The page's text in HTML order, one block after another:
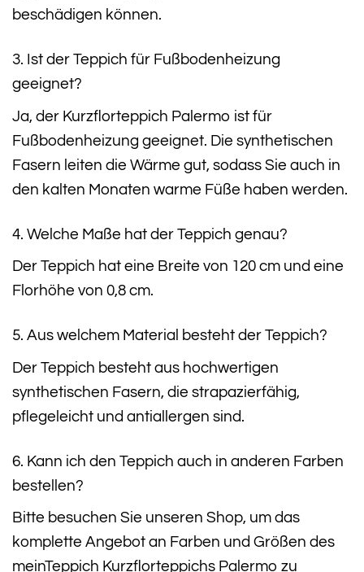
beschädigen können.
3. Ist der Teppich für Fußbodenheizung
geeignet?
Ja, der Kurzflorteppich Palermo ist für
Fußbodenheizung geeignet. Die synthetischen
Fasern leiten die Wärme gut, sodass Sie auch in
den kalten Monaten warme Füße haben werden.
4. Welche Maße hat der Teppich genau?
Der Teppich hat eine Breite von 120 cm und eine
Florhöhe von 0,8 cm.
5. Aus welchem Material besteht der Teppich?
Der Teppich besteht aus hochwertigen
synthetischen Fasern, die strapazierfähig,
pflegeleicht und antiallergen sind.
6. Kann ich den Teppich auch in anderen Farben
bestellen?
Bitte besuchen Sie unseren Shop, um das
komplette Angebot an Farben und Größen des
meinTeppich Kurzflorteppichs Palermo zu